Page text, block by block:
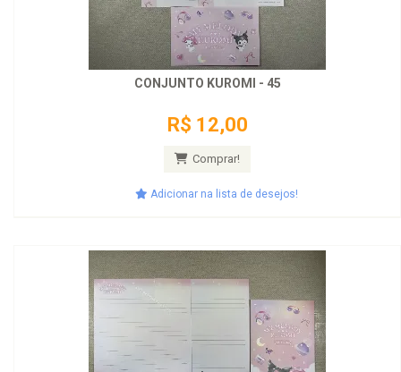
CONJUNTO KUROMI - 45
R$ 12,00
Comprar!
Adicionar na lista de desejos!